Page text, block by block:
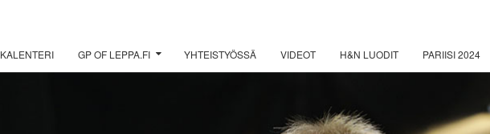
KALENTERI GP OF LEPPA.FI YHTEISTYÖSSÄ VIDEOT H&N LUODIT PARIISI 2024